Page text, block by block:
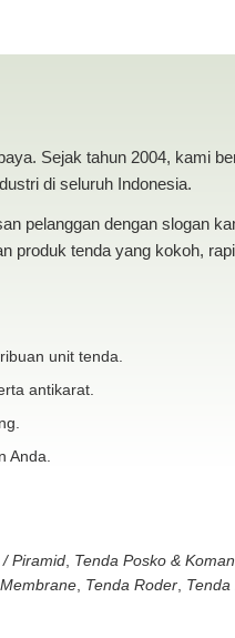
Sejak tahun 2004, kami
di seluruh Indonesia.
pelanggan dengan slogan
produk tenda yang kokoh,
unit tenda.
antikarat.
Anda.
Piramid, Tenda Posko &
Membrane, Tenda Roder,